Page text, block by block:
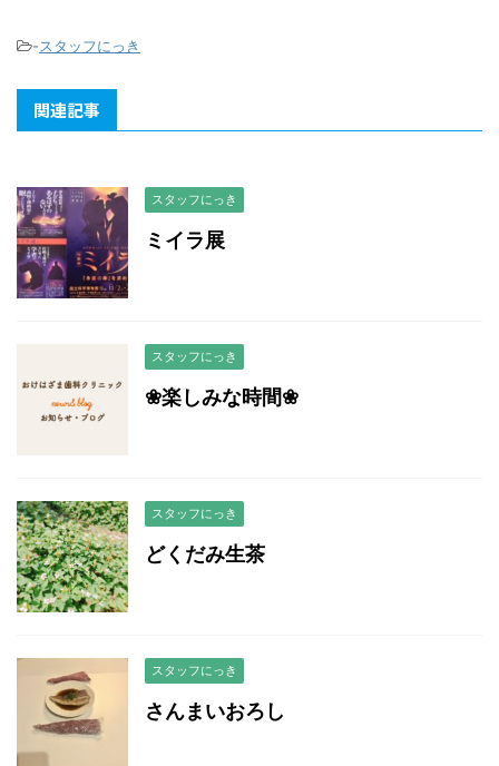
o
o
k
-スタッフにっき
関連記事
スタッフにっき
ミイラ展
スタッフにっき
❀楽しみな時間❀
スタッフにっき
どくだみ生茶
スタッフにっき
さんまいおろし